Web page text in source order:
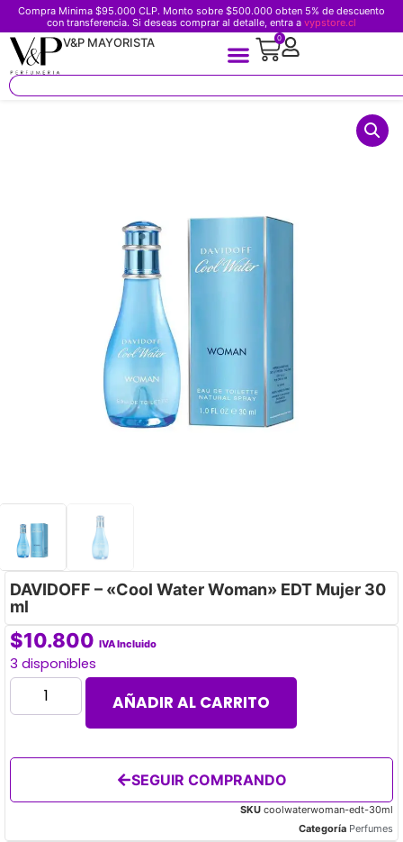
Compra Minima $95.000 CLP. Monto sobre $500.000 obten 5% de descuento
con transferencia. Si deseas comprar al detalle, entra a vypstore.cl
V&P MAYORISTA 0
DAVIDOFF – «Cool Water Woman» EDT Mujer 30
ml
$10.800 IVA Incluido
3 disponibles
AÑADIR AL CARRITO
SEGUIR COMPRANDO
SKU coolwaterwoman-edt-30ml
Categoría Perfumes